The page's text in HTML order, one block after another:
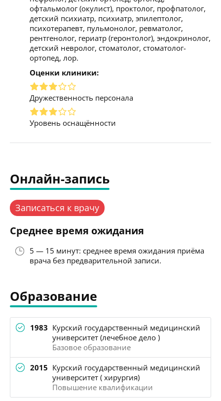
офтальмолог (окулист), проктолог, профпатолог,
детский психиатр, психиатр, эпилептолог,
психотерапевт, пульмонолог, ревматолог,
рентгенолог, гериатр (геронтолог), эндокринолог,
детский невролог, стоматолог, стоматолог-
ортопед, лор.
Оценки клиники:
Дружественность персонала
Уровень оснащённости
Онлайн-запись
Записаться к врачу
Среднее время ожидания
5 — 15 минут: среднее время ожидания приёма
врача без предварительной записи.
Образование
1983 Курский государственный медицинский
университет (лечебное дело )
Базовое образование
2015 Курский государственный медицинский
университет ( хирургия)
Повышение квалификации